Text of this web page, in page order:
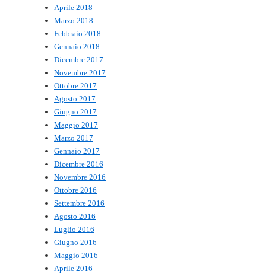
Aprile 2018
Marzo 2018
Febbraio 2018
Gennaio 2018
Dicembre 2017
Novembre 2017
Ottobre 2017
Agosto 2017
Giugno 2017
Maggio 2017
Marzo 2017
Gennaio 2017
Dicembre 2016
Novembre 2016
Ottobre 2016
Settembre 2016
Agosto 2016
Luglio 2016
Giugno 2016
Maggio 2016
Aprile 2016